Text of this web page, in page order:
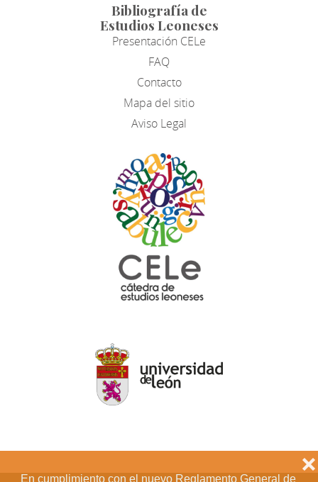
En cumplimiento con el nuevo Reglamento General de
❌
Bibliografía de
Estudios Leoneses
Presentación CELe
FAQ
Contacto
Mapa del sitio
Aviso Legal